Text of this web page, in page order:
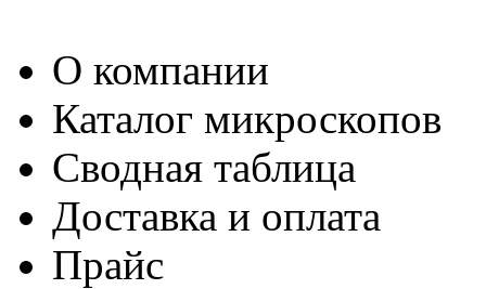
О компании
Каталог микроскопов
Сводная таблица
Доставка и оплата
Прайс